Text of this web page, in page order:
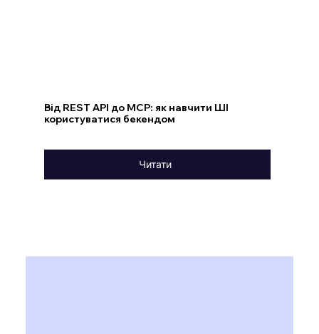
Від REST API до MCP: як навчити ШІ
користуватися бекендом
Читати